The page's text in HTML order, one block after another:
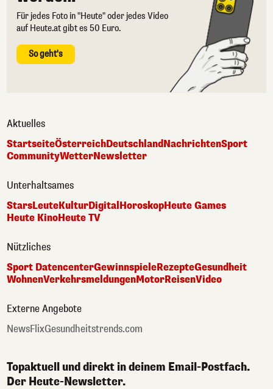
Für jedes Foto in "Heute" oder jedes Video
auf Heute.at gibt es 50 Euro.
So geht's
Aktuelles
StartseiteÖsterreichDeutschlandNachrichtenSport
CommunityWetterNewsletter
Unterhaltsames
StarsLeuteKulturDigital HoroskopHeute Games
Heute KinoHeute TV
Nützliches
Sport DatencenterGewinnspieleRezepteGesundheit
WohnenVerkehrsmeldungenMotorReisenVideo
Externe Angebote
NewsFlixGesundheitstrends.com
Topaktuell und direkt in deinem Email-Postfach.
Der Heute-Newsletter.